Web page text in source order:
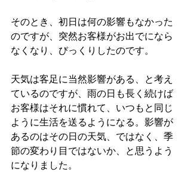
そのとき、初日は何の影響もなかった
のですが、突然お客様がお出でになら
なくなり、びっくりしたのです。
天気は客足に当然影響がある、と考え
ているのですが、雨の日も長く続けば
お客様はそれに慣れて、いつもと同じ
ように生活を送るようになる。影響が
あるのはその日の天気、ではなく、季
節の変わり目ではないか、と思うよう
になりました。